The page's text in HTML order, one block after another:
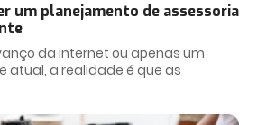
um planejamento de assessoria
da internet ou apenas um
atual, a realidade é que as